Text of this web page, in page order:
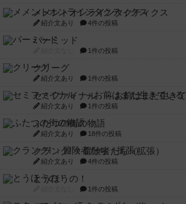
メメントオンラインタクティクス
紹介文あり 4件の投稿
パーミッド
1件の投稿
クリーグ
紹介文あり 1件の投稿
セミファイナル ～お前はまだ生き
紹介文あり 1件の投稿
ふたつの街の物語
紹介文あり 18件の投稿
クランク! ：冒険者たち（拡張）
紹介文あり 4件の投稿
とうほうの！
1件の投稿